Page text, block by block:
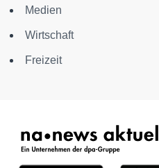
Medien
Wirtschaft
Freizeit